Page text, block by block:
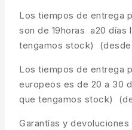
Los tiempos de entrega
son de 19horas a20 días
tengamos stock)
Los tiempos de entrega
europeos es de 20 a 30
que tengamos stock)
Garantías y devoluciones